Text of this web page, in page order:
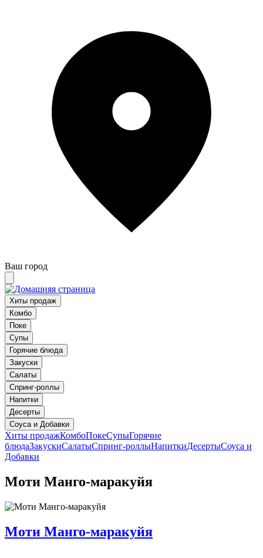
Ваш город
Хиты продаж
Комбо
Поке
Супы
Горячие блюда
Закуски
Салаты
Спринг-роллы
Напитки
Десерты
Соуса и Добавки
Хиты продажКомбоПокеСупыГорячие
блюдаЗакускиСалатыСпринг-роллыНапиткиДесертыСоуса и
Добавки
Моти Манго-маракуйя
Моти Манго-маракуйя